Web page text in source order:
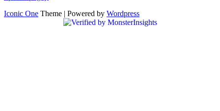
Iconic One Theme | Powered by Wordpress